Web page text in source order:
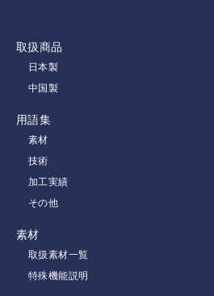
取扱商品
日本製
中国製
用語集
素材
技術
加工実績
その他
素材
取扱素材一覧
特殊機能説明